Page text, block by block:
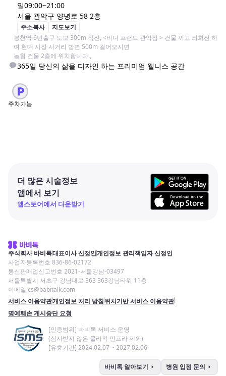
일09:00~21:00
서울 관악구 양녕로 58 2층
주소복사
지도보기
봉천역 6번출구 도보 300m 직진, <바디 프랜드 관악점 > 건물 끼고 좌회전 하
여 현대 시장 사거리 방면 500m 걸어오시면
농협 건물 2층에 위치합니다.,
주차가능
더 많은 시술정보
앱에서 보기
앱스토어에서 다운받기
주식회사 바비톡대표이사 신정인개인정보 관리책임자 신정인
사업자등록번호 836-86-02172
통신판매업신고번호 2021-서울강남-03497
서울특별시 서초구 강남대로 363 363강남타워 11층
이메일 cs@babitalk.com
서비스 이용약관개인정보 처리 방침위치기반 서비스 이용약관
명예훼손 게시중단 요청
[인증범위] 바비톡 서비스 운영
(심사받지 않은 물리적 인프라 제외)
[유효기간] 2024.02.07 ~ 2027.02.06
바비톡 알아보기 arrow_right 병원 입점 문의 arrow_right